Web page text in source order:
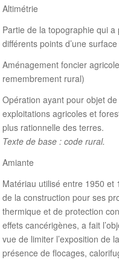
Altimétrie
Partie de la topographie qui
différents points d’une
Aménagement foncier
remembrement rural)
Opération ayant pour objet
exploitations agricoles et
plus rationnelle des terres.
Texte de base : code rural.
Amiante
Matériau utilisé entre 1950 et
de la construction pour ses
thermique et de protection
effets cancérigènes, a fait
vue de limiter l’exposition de
présence de flocages,